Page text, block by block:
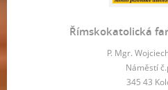
Římskokatolická
P. Mgr.
Náměstí
345 43